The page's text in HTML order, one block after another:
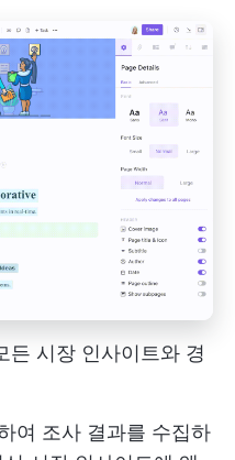
든 시장 인사이트와 경
여 조사 결과를 수집하